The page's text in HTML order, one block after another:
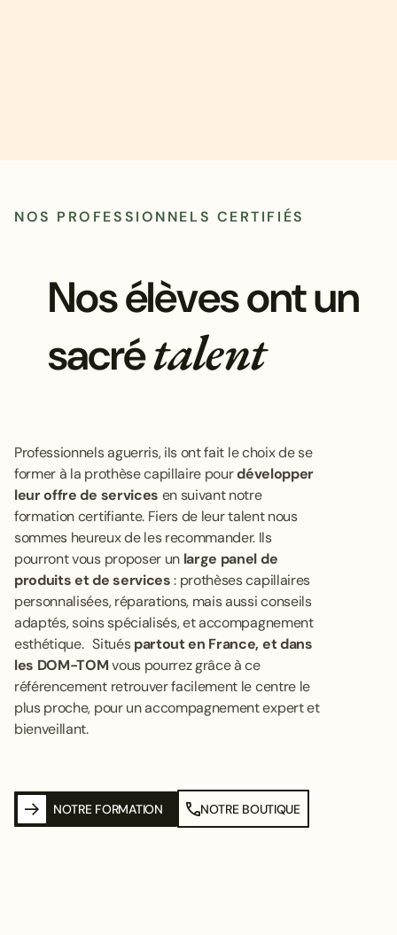
NOS PROFESSIONNELS CERTIFIÉS
Nos élèves ont un
sacrétalent
Professionnels aguerris, iIs ont fait le choix de se
former à la prothèse capillaire pourdévelopper
leur offre de services en suivant notre
formation certifiante. Fiers de leur talent nous
sommes heureux de les recommander. Ils
pourront vous proposer un large panel de
produits et de services: prothèses capillaires
personnalisées, réparations, mais aussi conseils
adaptés, soins spécialisés, et accompagnement
esthétique. Situéspartout en France, et dans
les DOM-TOMvous pourrez grâce à ce
référencement retrouver facilement le centre le
plus proche, pour un accompagnement expert et
bienveillant.
NOTRE FORMATION NOTRE BOUTIQUE